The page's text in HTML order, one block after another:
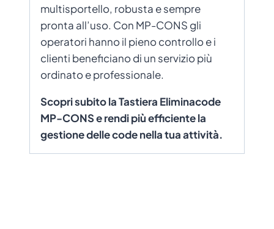
multisportello, robusta e sempre
pronta all’uso. Con MP-CONS gli
operatori hanno il pieno controllo e i
clienti beneficiano di un servizio più
ordinato e professionale.
Scopri subito la Tastiera Eliminacode
MP-CONS e rendi più efficiente la
gestione delle code nella tua attività.